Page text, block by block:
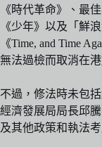
《時代革命》、最
《少年》以及「鮮
《Time, and Time
無法過檢而取消在港
不過，修法時未包
經濟發展局局長邱
及其他政策和執法